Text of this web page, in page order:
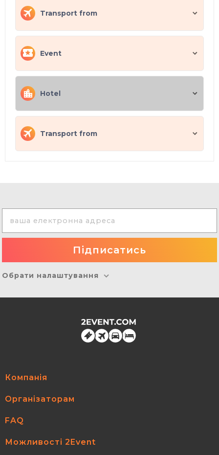
Transport from
Event
Hotel
Transport from
Обрати налаштування
Компанія
Організаторам
FAQ
Можливості 2Event